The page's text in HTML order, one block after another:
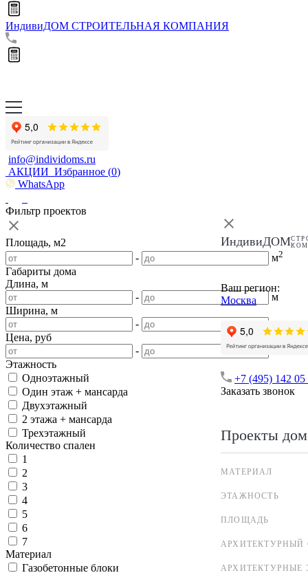
ИндивиДОМ СТРОИТЕЛЬНАЯ КОМПАНИЯ
info@individoms.ru
АКЦИИ Избранное (0)
WhatsApp
ИндивиДОМ
Ваш регион:
Москва
+7 (495) 142 05
Заказать звонок
Проекты
МАТЕРИАЛ
ЭТАЖНОСТЬ
ПЛОЩАДЬ
АРХИТЕКТУРНЫЙ
АРХИТЕКТУРНЫЕ
Фильтр проектов
Площадь, м2
-
м2
Габариты дома
Длина, м
-
м
Ширина, м
-
Цена, руб
-
Этажность
Одноэтажный
Один этаж + мансарда
Двухэтажный
2 этажа + мансарда
Трехэтажный
Количество спален
1
2
3
4
5
6
7
Материал
Газобетонные блоки